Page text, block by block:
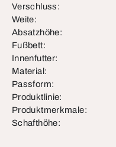
Verschluss:
Weite:
Absatzhöhe:
Fußbett:
Innenfutter:
Material:
Passform:
Produktlinie:
Produktmerkmale:
Schafthöhe: